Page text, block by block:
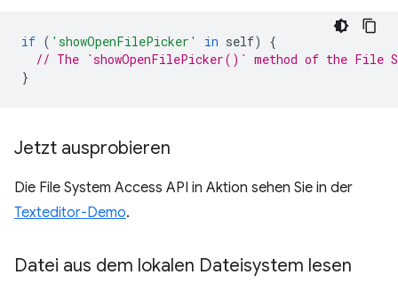
if ( 'showOpenFilePicker' in self)
{
// The `showOpenFilePicker()` method of the File
}
Jetzt ausprobieren
Die File System Access API in Aktion sehen Sie in der
Texteditor-Demo.
Datei aus dem lokalen Dateisystem lesen